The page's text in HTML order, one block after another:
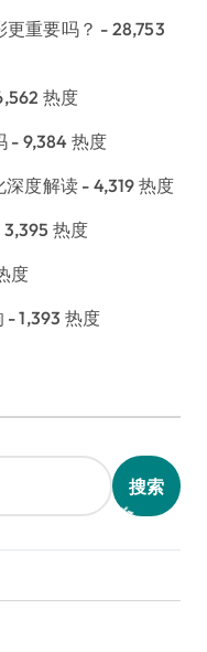
重要吗？ - 28,753
热度
- 9,384 热度
深度解读 - 4,319 热度
3,395 热度
度
- 1,393 热度
搜索